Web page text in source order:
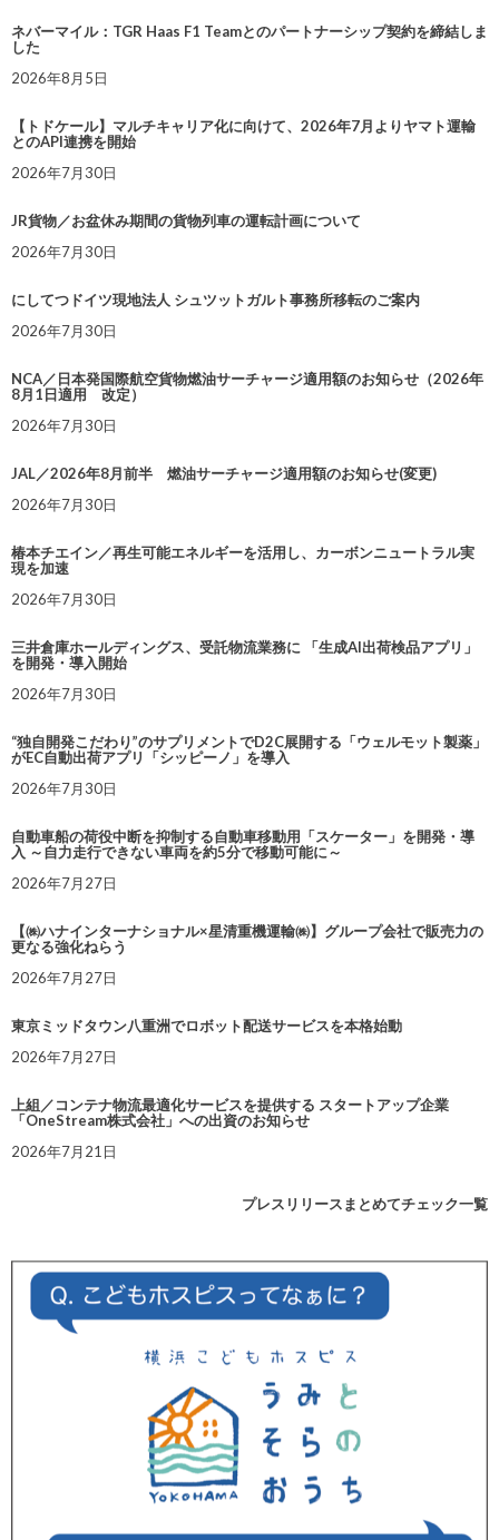
ネバーマイル：TGR Haas F1 Teamとのパートナーシップ契約を締結しま
した
2026年8月5日
【トドケール】マルチキャリア化に向けて、2026年7月よりヤマト運輸
とのAPI連携を開始
2026年7月30日
JR貨物／お盆休み期間の貨物列車の運転計画について
2026年7月30日
にしてつドイツ現地法人 シュツットガルト事務所移転のご案内
2026年7月30日
NCA／日本発国際航空貨物燃油サーチャージ適用額のお知らせ（2026年
8月1日適用 改定）
2026年7月30日
JAL／2026年8月前半 燃油サーチャージ適用額のお知らせ(変更)
2026年7月30日
椿本チエイン／再生可能エネルギーを活用し、カーボンニュートラル実
現を加速
2026年7月30日
三井倉庫ホールディングス、受託物流業務に 「生成AI出荷検品アプリ」
を開発・導入開始
2026年7月30日
“独自開発こだわり”のサプリメントでD2C展開する「ウェルモット製薬」
がEC自動出荷アプリ「シッピーノ」を導入
2026年7月30日
自動車船の荷役中断を抑制する自動車移動用「スケーター」を開発・導
入 ～自力走行できない車両を約5分で移動可能に～
2026年7月27日
【㈱ハナインターナショナル×星清重機運輸㈱】グループ会社で販売力の
更なる強化ねらう
2026年7月27日
東京ミッドタウン八重洲でロボット配送サービスを本格始動
2026年7月27日
上組／コンテナ物流最適化サービスを提供する スタートアップ企業
「OneStream株式会社」への出資のお知らせ
2026年7月21日
プレスリリースまとめてチェック一覧